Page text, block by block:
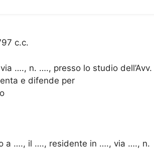
c.c.
…., n. …., presso lo studio dell’Avv.
e difende per
a …., il …., residente in …., via …., n.